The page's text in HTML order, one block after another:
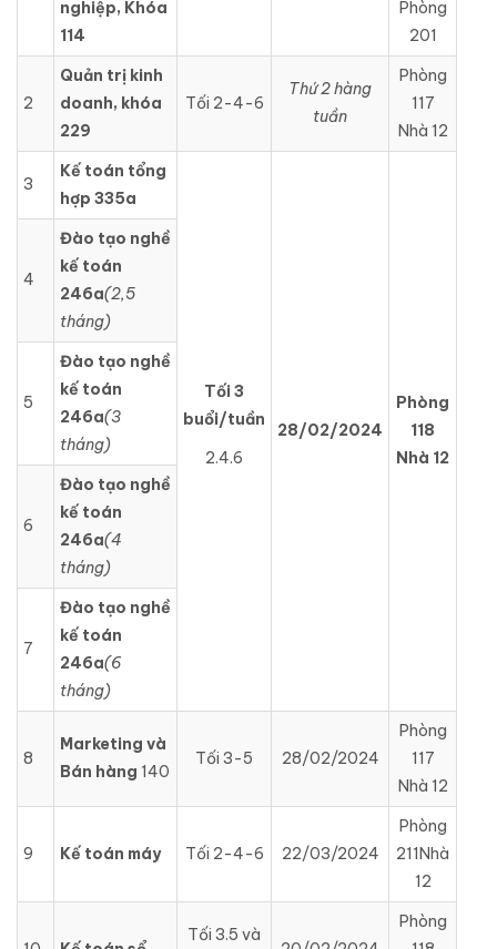
nghiệp, Khóa
114
Phòng
201
2
Quản trị kinh
doanh, khóa
229
Tối 2-4-6
Thứ 2 hàng
tuần
Phòng
117
Nhà 12
3
Kế toán tổng
hợp 335a
Tối 3
buổi/tuần
2.4.6
28/02/2024
Phòng
118
Nhà 12
4
Đào tạo nghề
kế toán
246a(2,5
tháng)
5
Đào tạo nghề
kế toán
246a(3
tháng)
6
Đào tạo nghề
kế toán
246a(4
tháng)
7
Đào tạo nghề
kế toán
246a(6
tháng)
8
Marketing và
Bán hàng 140
Tối 3-5 28/02/2024
Phòng
117
Nhà 12
9 Kế toán máy Tối 2-4-6 22/03/2024
Phòng
211Nhà
12
Tối 3.5 và
Phòng